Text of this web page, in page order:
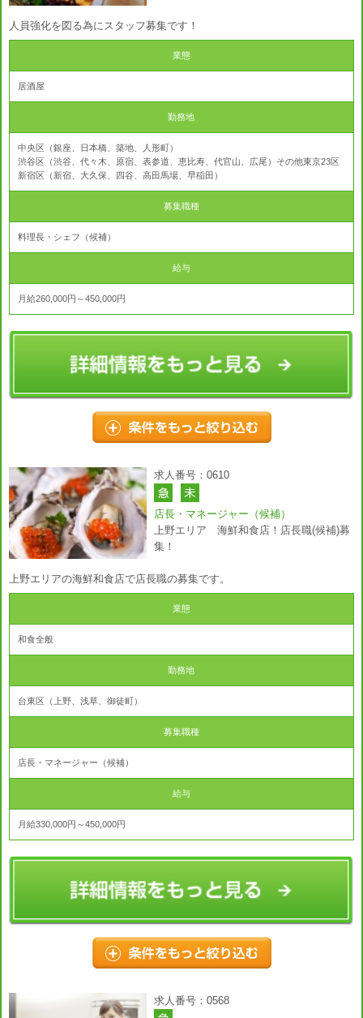
人員強化を図る為にスタッフ募集です！
業態
居酒屋
勤務地
中央区（銀座、日本橋、築地、人形町）
渋谷区（渋谷、代々木、原宿、表参道、恵比寿、代官山、広尾）その他東京23区
新宿区（新宿、大久保、四谷、高田馬場、早稲田）
募集職種
料理長・シェフ（候補）
給与
月給260,000円～450,000円
求人番号：0610
店長・マネージャー（候補）
上野エリア 海鮮和食店！店長職(候補)募
集！
上野エリアの海鮮和食店で店長職の募集です。
業態
和食全般
勤務地
台東区（上野、浅草、御徒町）
募集職種
店長・マネージャー（候補）
給与
月給330,000円～450,000円
求人番号：0568